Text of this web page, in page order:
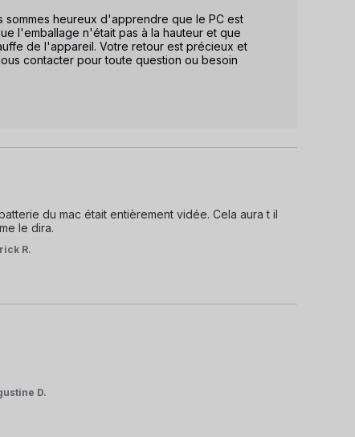
heureux d'apprendre que le PC est
l'emballage n'était pas à la hauteur et que
de l'appareil. Votre retour est précieux et
contacter pour toute question ou besoin
du mac était entièrement vidée. Cela aura t il
le dira.
R.
D.